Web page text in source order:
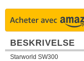
BESKRIVELSE
Starworld SW300